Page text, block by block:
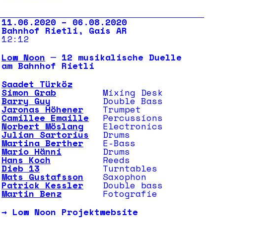
11.06.2020 – 06.08.2020
Bahnhof Rietli, Gais AR
12:12
Low Noon ─ 12 musikalische Duelle
am Bahnhof Rietli
Saadet Türköz
Simon Grab Mixing Desk
Barry Guy Double Bass
Jaronas Höhener Trumpet
Camillee Emaille Percussions
Norbert Möslang Electronics
Julian Sartorius Drums
Martina Berther E-Bass
Mario Hänni Drums
Hans Koch Reeds
Dieb 13 Turntables
Mats Gustafsson Saxophon
Patrick Kessler Double bass
Martin Benz
Fotografie
→ Low Noon Projektwebsite